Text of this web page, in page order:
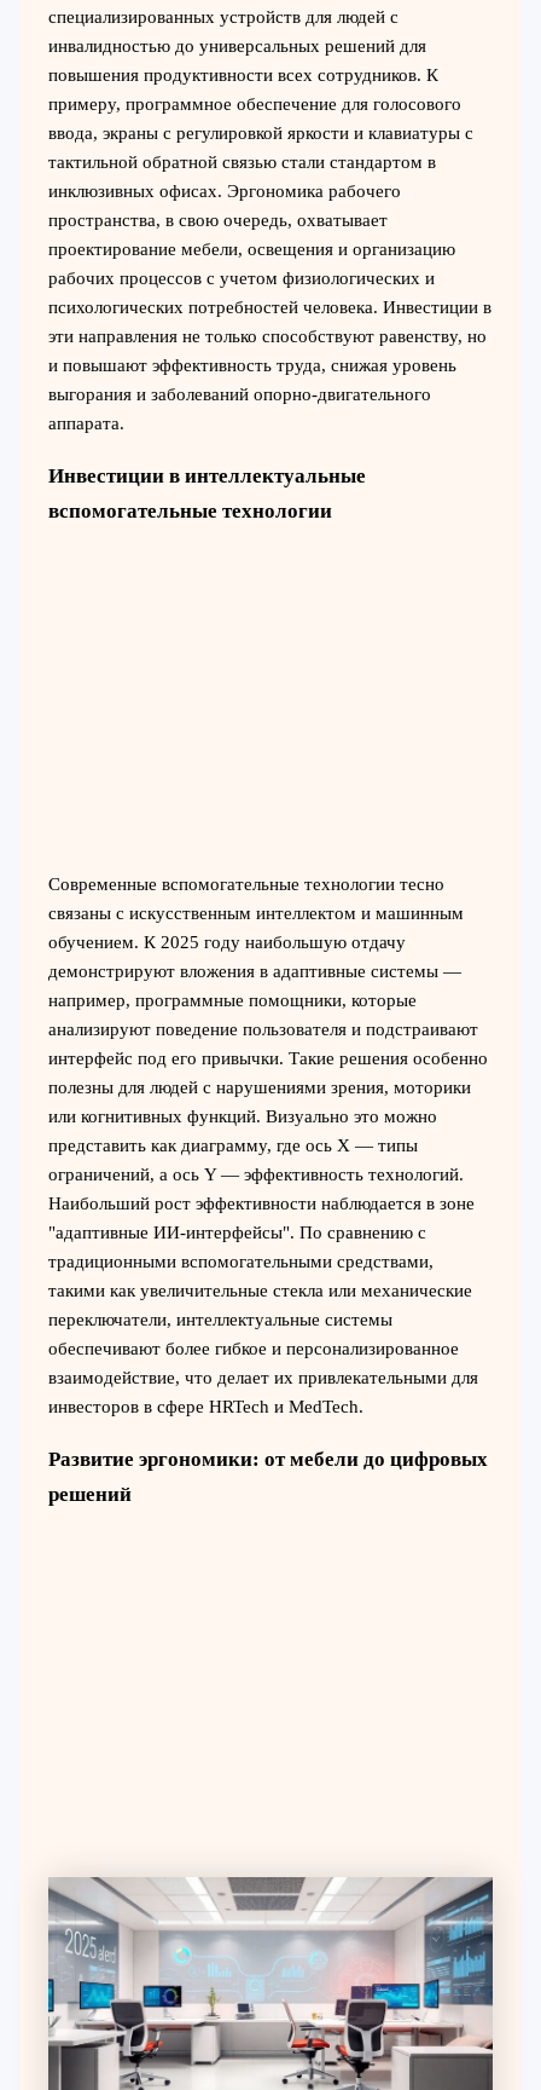
специализированных устройств для людей с
инвалидностью до универсальных решений для
повышения продуктивности всех сотрудников. К
примеру, программное обеспечение для голосового
ввода, экраны с регулировкой яркости и клавиатуры с
тактильной обратной связью стали стандартом в
инклюзивных офисах. Эргономика рабочего
пространства, в свою очередь, охватывает
проектирование мебели, освещения и организацию
рабочих процессов с учетом физиологических и
психологических потребностей человека. Инвестиции в
эти направления не только способствуют равенству, но
и повышают эффективность труда, снижая уровень
выгорания и заболеваний опорно-двигательного
аппарата.
Инвестиции в интеллектуальные
вспомогательные технологии
Современные вспомогательные технологии тесно
связаны с искусственным интеллектом и машинным
обучением. К 2025 году наибольшую отдачу
демонстрируют вложения в адаптивные системы —
например, программные помощники, которые
анализируют поведение пользователя и подстраивают
интерфейс под его привычки. Такие решения особенно
полезны для людей с нарушениями зрения, моторики
или когнитивных функций. Визуально это можно
представить как диаграмму, где ось X — типы
ограничений, а ось Y — эффективность технологий.
Наибольший рост эффективности наблюдается в зоне
"адаптивные ИИ-интерфейсы". По сравнению с
традиционными вспомогательными средствами,
такими как увеличительные стекла или механические
переключатели, интеллектуальные системы
обеспечивают более гибкое и персонализированное
взаимодействие, что делает их привлекательными для
инвесторов в сфере HRTech и MedTech.
Развитие эргономики: от мебели до цифровых
решений